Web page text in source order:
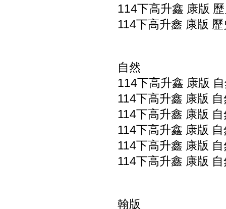
114下高升鑫 康版
114下高升鑫 康版
自然
114下高升鑫 康版
114下高升鑫 康版
114下高升鑫 康版
114下高升鑫 康版
114下高升鑫 康版
114下高升鑫 康版
翰版